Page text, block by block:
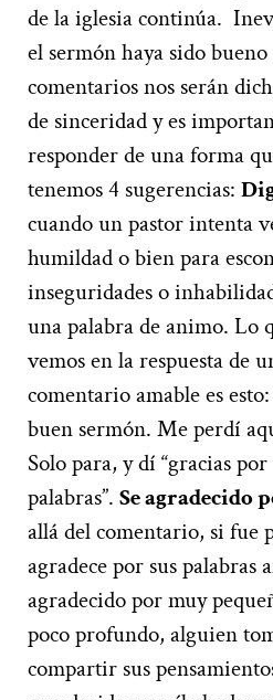
de la iglesia continúa.
el sermón haya sido
comentarios nos serán
de sinceridad y es
responder de una forma
tenemos 4 sugerencias:
cuando un pastor intenta
humildad o bien para
inseguridades o
una palabra de animo. Lo
vemos en la respuesta de
comentario amable es
buen sermón. Me perdí
Solo para, y dí “gracias
palabras”. Se agradecido
allá del comentario, si fue
agradece por sus palabras
agradecido por muy
poco profundo, alguien
compartir sus